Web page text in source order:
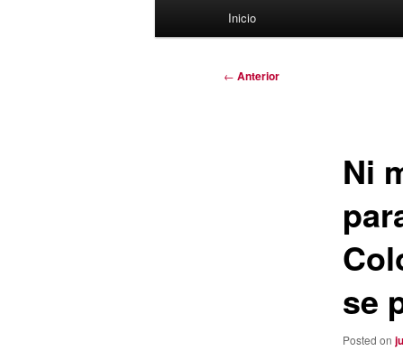
Inicio
Navegación
← Anterior
Ni
se
Posted on